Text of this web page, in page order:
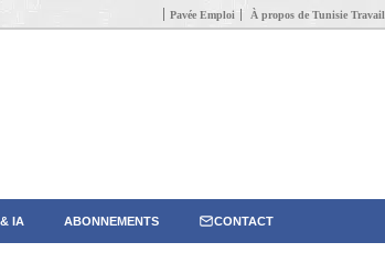
Pavée Emploi À propos de Tunisie Travail
IA ABONNEMENTS CONTACT